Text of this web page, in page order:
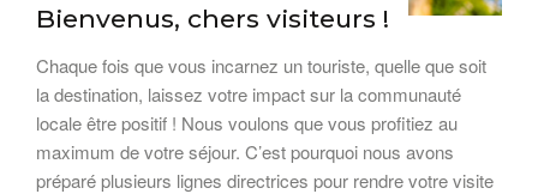
Bienvenus, chers visiteurs !
Chaque fois que vous incarnez un touriste, quelle que soit
la destination, laissez votre impact sur la communauté
locale être positif ! Nous voulons que vous profitiez au
maximum de votre séjour. C’est pourquoi nous avons
préparé plusieurs lignes directrices pour rendre votre visite